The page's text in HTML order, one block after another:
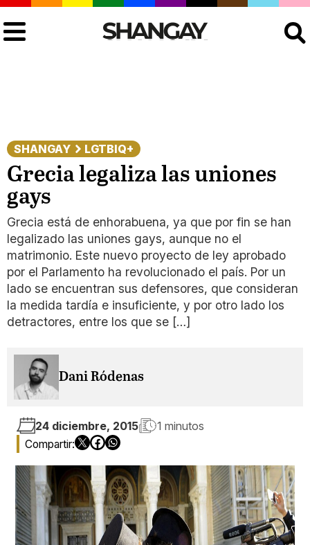
SHANGAY LGTBIQ+
Grecia legaliza las uniones
gays
Grecia está de enhorabuena, ya que por fin se han
legalizado las uniones gays, aunque no el
matrimonio. Este nuevo proyecto de ley aprobado
por el Parlamento ha revolucionado el país. Por un
lado se encuentran sus defensores, que consideran
la medida tardía e insuficiente, y por otro lado los
detractores, entre los que se […]
Dani Ródenas
24 diciembre, 2015 1 minutos